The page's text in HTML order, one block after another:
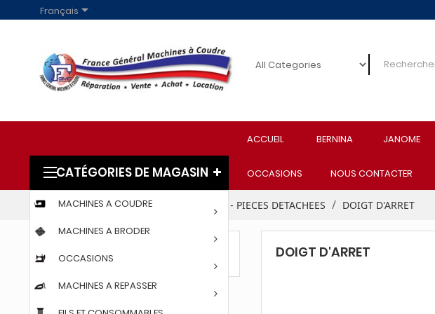
Français
ACCUEIL BERNINA JANOME
OCCASIONS NOUS CONTACTER
CATÉGORIES DE MAGASIN
MACHINES A COUDRE
MACHINES A BRODER
OCCASIONS
MACHINES A REPASSER
Accueil PARTICULIERS ACCESSOIRES - PIECES DETACHEES DOIGT D'ARRET
DOIGT D'ARRET DOIGT D'ARRET